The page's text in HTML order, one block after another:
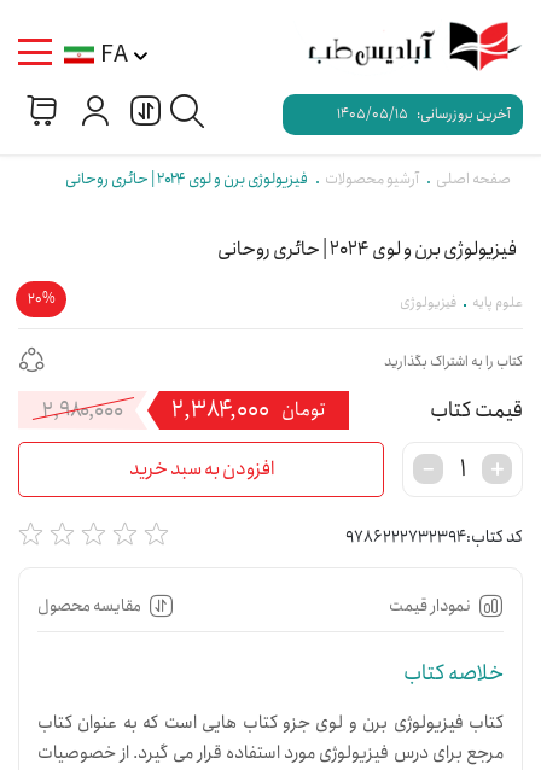
آخرین بروزرسانی: 1405/05/15
FA
صفحه اصلی آرشیو محصولات فیزیولوژی برن و لوی ۲۰۲۴ | حائری روحانی
فیزیولوژی برن و لوی 2024 | حائری روحانی
20% علوم پایه فیزیولوژی
کتاب را به اشتراک بگذارید
۲,۹۸۰,۰۰۰ ۲,۳۸۴,۰۰۰ تومان
افزودن به سبد خرید
کد کتاب:9786222732394
نمودار قیمت مقایسه محصول
خلاصه کتاب
کتاب فیزیولوژی برن و لوی جزو کتاب هایی است که به عنوان کتاب
مرجع برای درس فیزیولوژی مورد استفاده قرار می گیرد. از خصوصیات